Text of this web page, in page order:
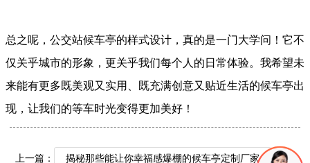
总之呢，公交站候车亭的样式设计，真的是一门大学问！它不
仅关乎城市的形象，更关乎我们每个人的日常体验。我希望未
来能有更多既美观又实用、既充满创意又贴近生活的候车亭出
现，让我们的等车时光变得更加美好！
上一篇： 揭秘那些能让你幸福感爆棚的候车亭定制厂家